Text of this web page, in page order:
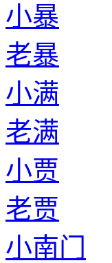
小暴
老暴
小满
老满
小贾
老贾
小南门